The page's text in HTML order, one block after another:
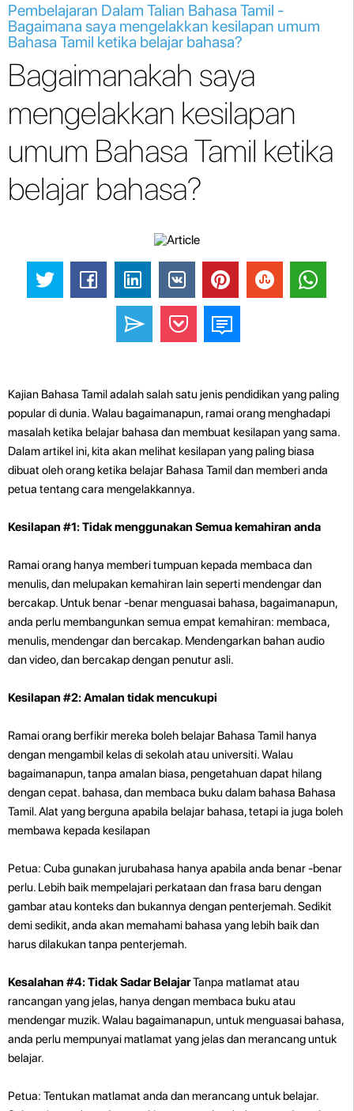
Pembelajaran Dalam Talian Bahasa Tamil -
Bagaimana saya mengelakkan kesilapan umum
Bahasa Tamil ketika belajar bahasa?
Bagaimanakah saya
mengelakkan kesilapan
umum Bahasa Tamil ketika
belajar bahasa?
Kajian Bahasa Tamil adalah salah satu jenis pendidikan yang paling
popular di dunia. Walau bagaimanapun, ramai orang menghadapi
masalah ketika belajar bahasa dan membuat kesilapan yang sama.
Dalam artikel ini, kita akan melihat kesilapan yang paling biasa
dibuat oleh orang ketika belajar Bahasa Tamil dan memberi anda
petua tentang cara mengelakkannya.
Kesilapan #1: Tidak menggunakan Semua kemahiran anda
Ramai orang hanya memberi tumpuan kepada membaca dan
menulis, dan melupakan kemahiran lain seperti mendengar dan
bercakap. Untuk benar -benar menguasai bahasa, bagaimanapun,
anda perlu membangunkan semua empat kemahiran: membaca,
menulis, mendengar dan bercakap. Mendengarkan bahan audio
dan video, dan bercakap dengan penutur asli.
Kesilapan #2: Amalan tidak mencukupi
Ramai orang berfikir mereka boleh belajar Bahasa Tamil hanya
dengan mengambil kelas di sekolah atau universiti. Walau
bagaimanapun, tanpa amalan biasa, pengetahuan dapat hilang
dengan cepat. bahasa, dan membaca buku dalam bahasa Bahasa
Tamil. Alat yang berguna apabila belajar bahasa, tetapi ia juga boleh
membawa kepada kesilapan
Petua: Cuba gunakan jurubahasa hanya apabila anda benar -benar
perlu. Lebih baik mempelajari perkataan dan frasa baru dengan
gambar atau konteks dan bukannya dengan penterjemah. Sedikit
demi sedikit, anda akan memahami bahasa yang lebih baik dan
harus dilakukan tanpa penterjemah.
Kesalahan #4: Tidak Sadar BelajarTanpa matlamat atau
rancangan yang jelas, hanya dengan membaca buku atau
mendengar muzik. Walau bagaimanapun, untuk menguasai bahasa,
anda perlu mempunyai matlamat yang jelas dan merancang untuk
belajar.
Petua: Tentukan matlamat anda dan merancang untuk belajar.